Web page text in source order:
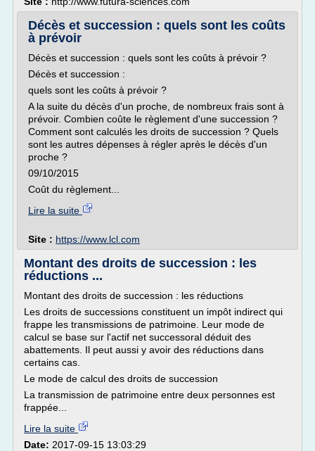
Décès et succession : quels sont les coûts
à prévoir
Décès et succession : quels sont les coûts à prévoir ?
Décès et succession :
quels sont les coûts à prévoir ?
A la suite du décès d'un proche, de nombreux frais sont à
prévoir. Combien coûte le règlement d'une succession ?
Comment sont calculés les droits de succession ? Quels
sont les autres dépenses à régler après le décès d'un
proche ?
09/10/2015
Coût du règlement...
Lire la suite
Site : https://www.lcl.com
Montant des droits de succession : les
réductions ...
Montant des droits de succession : les réductions
Les droits de successions constituent un impôt indirect qui
frappe les transmissions de patrimoine. Leur mode de
calcul se base sur l'actif net successoral déduit des
abattements. Il peut aussi y avoir des réductions dans
certains cas.
Le mode de calcul des droits de succession
La transmission de patrimoine entre deux personnes est
frappée...
Lire la suite
Date: 2017-09-15 13:03:29